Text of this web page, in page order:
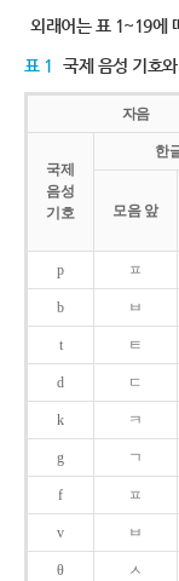
외래어는 표 1~19에
표 1 국제 음성 기호
자음
국제
음성
기호
한
모음 앞
p ㅍ
b ㅂ
t ㅌ
d ㄷ
k ㅋ
g ㄱ
f ㅍ
v ㅂ
θ ㅅ